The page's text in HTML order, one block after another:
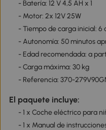
- Batería: 12 V 4,5 AH x 1
- Motor: 2x 12V 25W
- Tiempo de carga inicial: 6
- Autonomía: 50 minutos
- Edad recomendada: a
- Carga máxima: 30 kg
- Referencia: 370-
El paquete incluye:
- 1 x Coche eléctrico para
- 1 x Manual de